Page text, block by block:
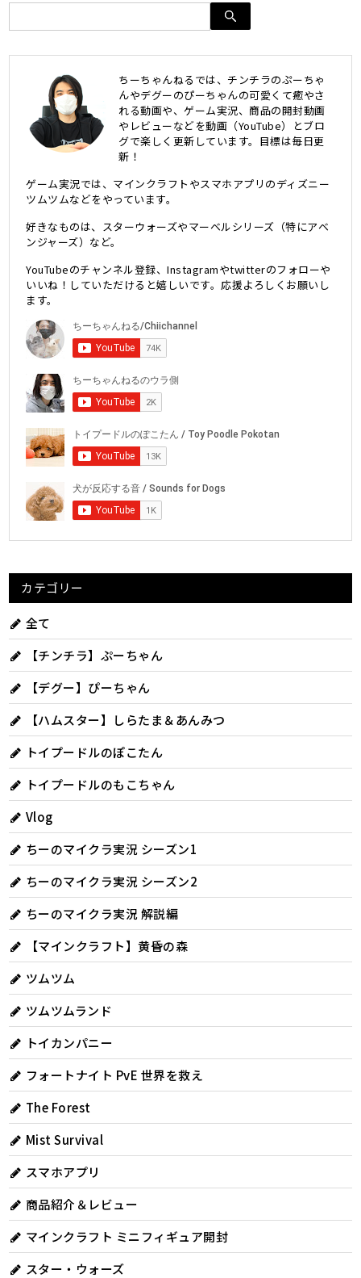
ちーちゃんねるでは、チンチラのぷーちゃ
んやデグーのぴーちゃんの可愛くて癒やさ
れる動画や、ゲーム実況、商品の開封動画
やレビューなどを動画（YouTube）とブロ
グで楽しく更新しています。目標は毎日更
新！
ゲーム実況では、マインクラフトやスマホアプリのディズニー
ツムツムなどをやっています。
好きなものは、スターウォーズやマーベルシリーズ（特にアベ
ンジャーズ）など。
YouTubeのチャンネル登録、Instagramやtwitterのフォローや
いいね！していただけると嬉しいです。応援よろしくお願いし
ます。
カテゴリー
全て
【チンチラ】ぷーちゃん
【デグー】ぴーちゃん
【ハムスター】しらたま＆あんみつ
トイプードルのぽこたん
トイプードルのもこちゃん
Vlog
ちーのマイクラ実況 シーズン1
ちーのマイクラ実況 シーズン2
ちーのマイクラ実況 解説編
【マインクラフト】黄昏の森
ツムツム
ツムツムランド
トイカンパニー
フォートナイト PvE 世界を救え
The Forest
Mist Survival
スマホアプリ
商品紹介＆レビュー
マインクラフト ミニフィギュア開封
スター・ウォーズ